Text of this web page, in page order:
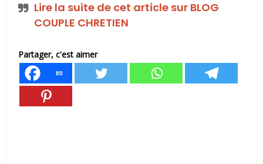
Lire la suite de cet article sur BLOG
COUPLE CHRETIEN
Partager, c'est aimer
85